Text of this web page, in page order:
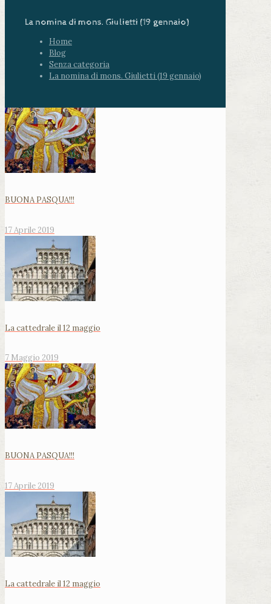
La nomina di mons. Giulietti (19 gennaio)
Home
Blog
Senza categoria
La nomina di mons. Giulietti (19 gennaio)
BUONA PASQUA!!!
17 Aprile 2019
La cattedrale il 12 maggio
7 Maggio 2019
BUONA PASQUA!!!
17 Aprile 2019
La cattedrale il 12 maggio